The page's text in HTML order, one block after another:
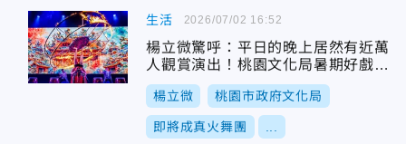
生活
楊立微驚呼：平日的晚上居然有近萬
人觀賞演出！桃園文化局暑期好戲連
臺
楊立微 桃園市政府文化局
即將成真火舞團
2026/07/02 16:52